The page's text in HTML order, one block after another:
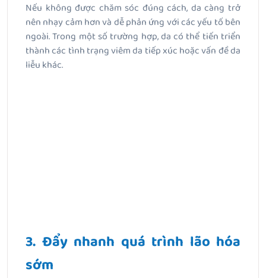
Nếu không được chăm sóc đúng cách, da càng trở
nên nhạy cảm hơn và dễ phản ứng với các yếu tố bên
ngoài. Trong một số trường hợp, da có thể tiến triển
thành các tình trạng viêm da tiếp xúc hoặc vấn đề da
liễu khác.
3. Đẩy nhanh quá trình lão hóa
sớm